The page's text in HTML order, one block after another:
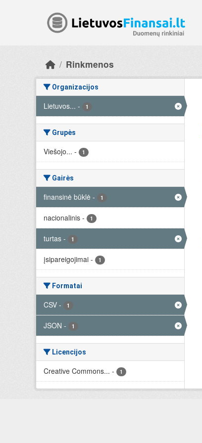
Rinkmenos
Organizacijos
Lietuvos... - 1
Grupės
Viešojo... - 1
Gairės
finansinė būklė - 1
nacionalinis - 1
turtas - 1
įsipareigojimai - 1
Formatai
CSV - 1
JSON - 1
Licencijos
Creative Commons... - 1